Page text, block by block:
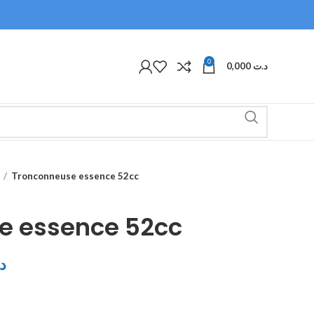
0 د.ت
Tronconneuse essence 52cc
essence 52cc